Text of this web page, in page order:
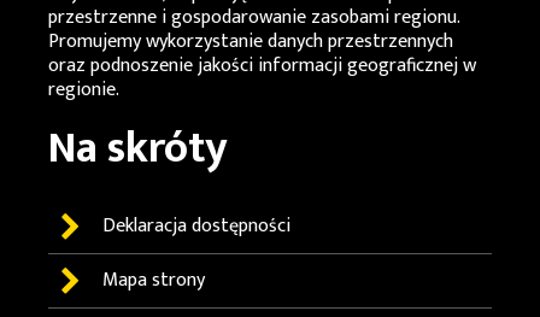
przestrzenne i gospodarowanie zasobami regionu.
Promujemy wykorzystanie danych przestrzennych
oraz podnoszenie jakości informacji geograficznej w
regionie.
Na skróty
Deklaracja dostępności
Mapa strony